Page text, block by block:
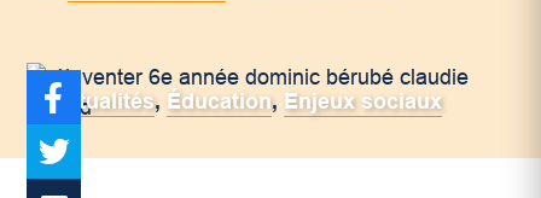
Actualités, Éducation, Enjeux sociaux